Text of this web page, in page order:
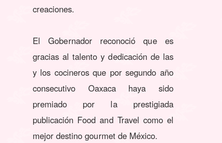
creaciones.
El Gobernador reconoció que es
gracias al talento y dedicación de las
y los cocineros que por segundo año
consecutivo Oaxaca haya sido
premiado por la prestigiada
publicación Food and Travel como el
mejor destino gourmet de México.